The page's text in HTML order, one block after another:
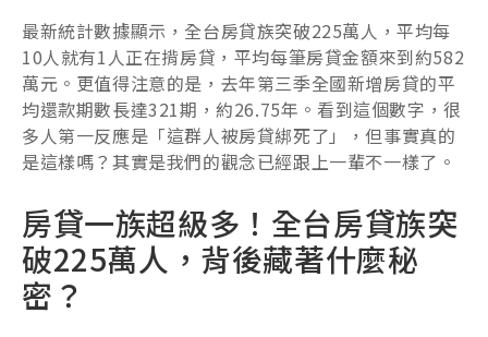
最新統計數據顯示，全台房貸族突破225萬人，平均每
10人就有1人正在揹房貸，平均每筆房貸金額來到約582
萬元。更值得注意的是，去年第三季全國新增房貸的平
均還款期數長達321期，約26.75年。看到這個數字，很
多人第一反應是「這群人被房貸綁死了」，但事實真的
是這樣嗎？其實是我們的觀念已經跟上一輩不一樣了。
房貸一族超級多！全台房貸族突
破225萬人，背後藏著什麼秘
密？